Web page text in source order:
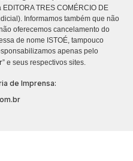
TRES COMÉRCIO DE
Informamos também que não
oferecemos cancelamento do
de nome ISTOÉ, tampouco
apenas pelo
” e seus respectivos sites.
de Imprensa: